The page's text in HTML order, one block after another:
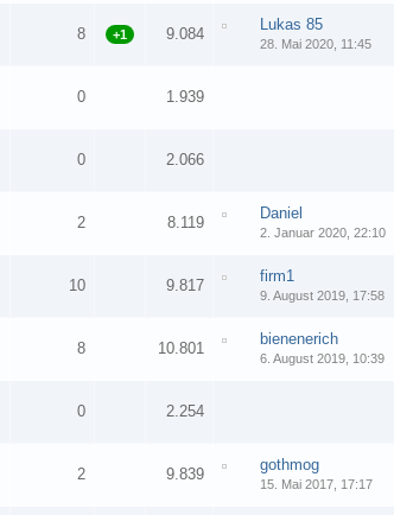
8 +1 9.084
Lukas 85
28. Mai 2020, 11:45
0 1.939
0 2.066
2 8.119
Daniel
2. Januar 2020, 22:10
10 9.817
firm1
9. August 2019, 17:58
8 10.801
bienenerich
6. August 2019, 10:39
0 2.254
2 9.839
gothmog
15. Mai 2017, 17:17